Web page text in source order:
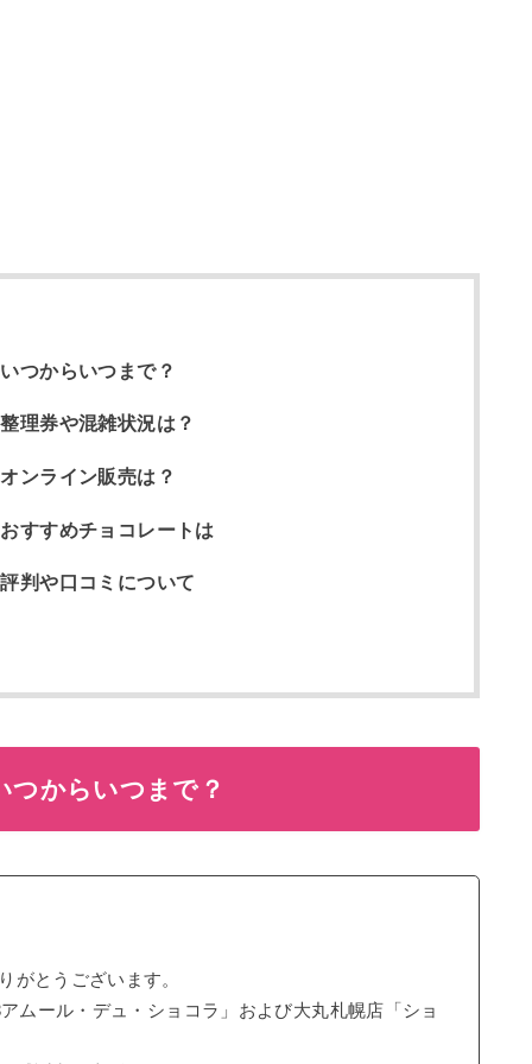
つからいつまで？
理券や混雑状況は？
ンライン販売は？
すすめチョコレートは
判や口コミについて
つからいつまで？
がとうございます。
ムール・デュ・ショコラ」および大丸札幌店「ショ